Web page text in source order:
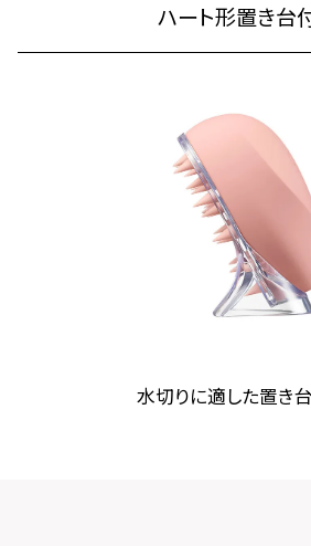
ハート形置き台
水切りに適した置き台